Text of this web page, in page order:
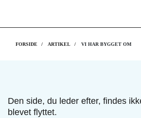
FORSIDE ARTIKEL VI HAR BYGGET OM
Den side, du leder efter, findes
blevet flyttet.